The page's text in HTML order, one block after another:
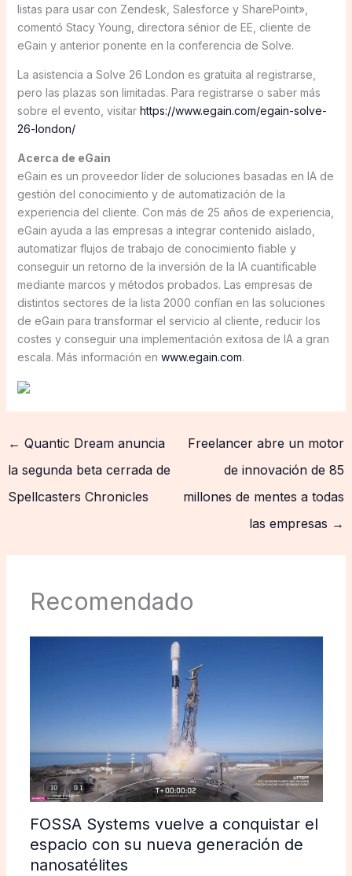
listas para usar con Zendesk, Salesforce y SharePoint»,
comentó Stacy Young, directora sénior de EE, cliente de
eGain y anterior ponente en la conferencia de Solve.
La asistencia a Solve 26 London es gratuita al registrarse,
pero las plazas son limitadas. Para registrarse o saber más
sobre el evento, visitar https://www.egain.com/egain-solve-
26-london/
Acerca de eGain
eGain es un proveedor líder de soluciones basadas en IA de
gestión del conocimiento y de automatización de la
experiencia del cliente. Con más de 25 años de experiencia,
eGain ayuda a las empresas a integrar contenido aislado,
automatizar flujos de trabajo de conocimiento fiable y
conseguir un retorno de la inversión de la IA cuantificable
mediante marcos y métodos probados. Las empresas de
distintos sectores de la lista 2000 confían en las soluciones
de eGain para transformar el servicio al cliente, reducir los
costes y conseguir una implementación exitosa de IA a gran
escala. Más información en www.egain.com.
← Quantic Dream anuncia
la segunda beta cerrada de
Spellcasters Chronicles
Freelancer abre un motor
de innovación de 85
millones de mentes a todas
las empresas →
Recomendado
FOSSA Systems vuelve a conquistar el
espacio con su nueva generación de
nanosatélites